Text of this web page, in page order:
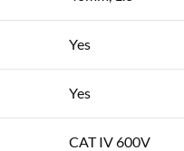
Yes
Yes
CAT IV 600V